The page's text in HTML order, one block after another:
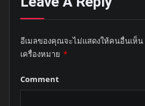
อีเมลของคุณจะไม่แสดงให้คนอื่นเห็น
เครื่องหมาย *
Comment